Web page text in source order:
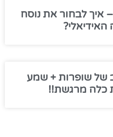
איך לבחור את נוסח
של שופרות + שמע
כלה מרגשת!!